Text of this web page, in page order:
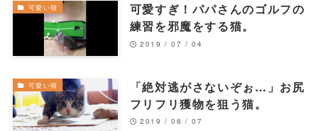
可愛い猫
可愛すぎ！パパさんのゴルフの
練習を邪魔をする猫。
2019 / 07 / 04
可愛い猫
「絶対逃がさないぞぉ…」お尻
フリフリ獲物を狙う猫。
2019 / 06 / 07